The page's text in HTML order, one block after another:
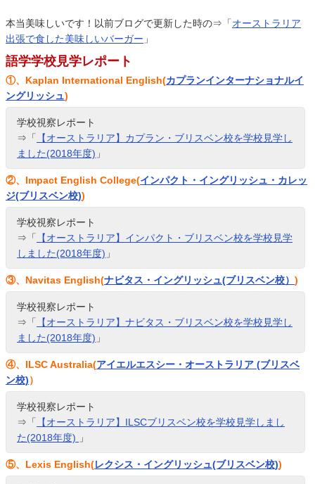
本当美味しいです！以前ブログで更新した時の⇒「オーストラリア
出張で食した美味しいバーガー 」
語学学校見学レポート
①、Kaplan International English(カプランインターナショナルイ
ングリッシュ)
学校視察レポート
⇒「
【オーストラリア】カプラン・ブリスベン校を学校見学し
ました(2018年度) 」
②、Impact English College(インパクト・イングリッシュ・カレッ
ジ(ブリスベン校))
学校視察レポート
⇒「
【オーストラリア】インパクト・ブリスベン校を学校見学
しました(2018年度) 」
③、Navitas English(ナビタス・イングリッシュ(ブリスベン校）)
学校視察レポート
⇒「
【オーストラリア】ナビタス・ブリスベン校を学校見学し
ました(2018年度) 」
④、ILSC Australia(アイエルエスシー・オーストラリア (ブリスベ
ン校)）
学校視察レポート
⇒「
【オーストラリア】ILSCブリスベン校を学校見学しまし
た(2018年度)
」
⑤、Lexis English(レクシス・イングリッシュ(ブリスベン校))